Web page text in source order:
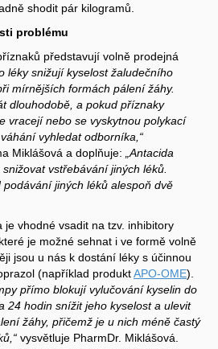
shodit pár kilogramů.
problému
představují volně prodejná
léky snižují kyselost žaludečního
mírnějších formách pálení žáhy.
dlouhodobě, a pokud příznaky
vracejí nebo se vyskytnou polykací
vyhledat odborníka,“
Miklášová a doplňuje:
„Antacida
vstřebávání jiných léků.
jiných léků alespoň dvě
vhodné vsadit na tzv. inhibitory
je možné sehnat i ve formě volně
jsou u nás k dostání léky s účinnou
(například produktAPO-OME).
přímo blokují vylučování kyselin do
24 hodin snížit jeho kyselost a ulevit
žáhy, přičemž je u nich méně častý
vysvětluje PharmDr. Miklášová.